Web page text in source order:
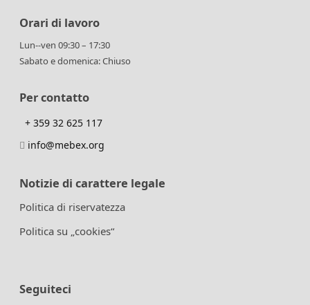
Orari di lavoro
Lun--ven 09:30 – 17:30
Sabato e domenica: Chiuso
Per contatto
+ 359 32 625 117
info@mebex.org
Notizie di carattere legale
Politica di riservatezza
Politica su „cookies“
Seguiteci